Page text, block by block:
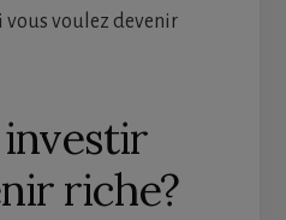
vous voulez devenir
riche?